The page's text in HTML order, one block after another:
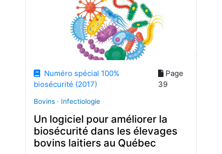
Numéro spécial 100%
biosécurité (2017)
Page
39
Bovins · Infectiologie
Un logiciel pour améliorer la
biosécurité dans les élevages
bovins laitiers au Québec